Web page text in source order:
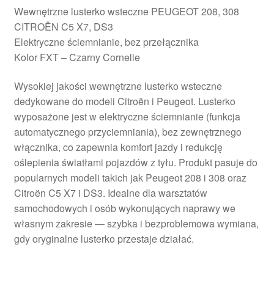
Wewnętrzne lusterko wsteczne PEUGEOT 208, 308
CITROËN C5 X7, DS3
Elektryczne ściemnianie, bez przełącznika
Kolor FXT – Czarny Cornelie
Wysokiej jakości wewnętrzne lusterko wsteczne
dedykowane do modeli Citroën i Peugeot. Lusterko
wyposażone jest w elektryczne ściemnianie (funkcja
automatycznego przyciemniania), bez zewnętrznego
włącznika, co zapewnia komfort jazdy i redukcję
oślepienia światłami pojazdów z tyłu. Produkt pasuje do
popularnych modeli takich jak Peugeot 208 i 308 oraz
Citroën C5 X7 i DS3. Idealne dla warsztatów
samochodowych i osób wykonujących naprawy we
własnym zakresie — szybka i bezproblemowa wymiana,
gdy oryginalne lusterko przestaje działać.